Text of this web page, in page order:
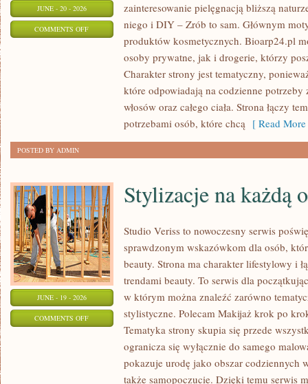
JUNE - 20 - 2026
COMMENTS OFFON
zainteresowanie pielęgnacją bliższą
niego i DIY – Zrób to sam. Głównym
produktów kosmetycznych. Bioarp24.pl
osoby prywatne, jak i drogerie, którzy
Charakter strony jest tematyczny,
które odpowiadają na codzienne potrzeby
włosów oraz całego ciała. Strona łączy
potrzebami osób, które chcą [ Read
POSTED BY ADMIN
JUNE - 19 - 2026
COMMENTS OFFON
STYLIZACJE
Stylizacje na każdą
Studio Veriss to nowoczesny serwis
sprawdzonym wskazówkom dla osób,
beauty. Strona ma charakter lifestylowy i
trendami beauty. To serwis dla
w którym można znaleźć zarówno
stylistyczne. Polecam Makijaż krok po
Tematyka strony skupia się przede
ogranicza się wyłącznie do samego
pokazuje urodę jako obszar codziennych
także samopoczucie. Dzięki temu serwis